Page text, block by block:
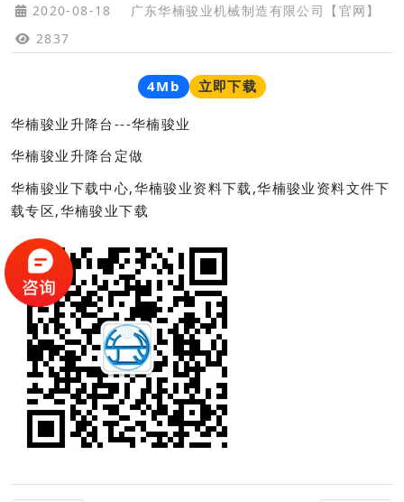
2020-08-18
广东华楠骏业机械制造有限公司【官网】
2837
4Mb 立即下载
华楠骏业升降台---华楠骏业
华楠骏业升降台定做
华楠骏业下载中心,华楠骏业资料下载,华楠骏业资料文件下
载专区,华楠骏业下载